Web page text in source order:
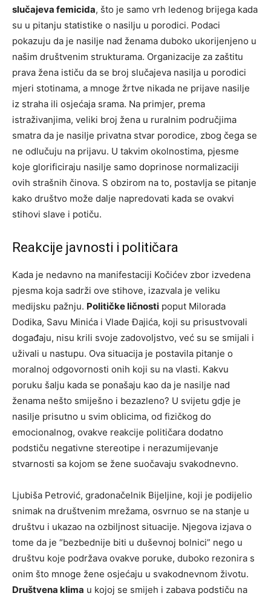
slučajeva femicida, što je samo vrh ledenog brijega kada
su u pitanju statistike o nasilju u porodici. Podaci
pokazuju da je nasilje nad ženama duboko ukorijenjeno u
našim društvenim strukturama. Organizacije za zaštitu
prava žena ističu da se broj slučajeva nasilja u porodici
mjeri stotinama, a mnoge žrtve nikada ne prijave nasilje
iz straha ili osjećaja srama. Na primjer, prema
istraživanjima, veliki broj žena u ruralnim područjima
smatra da je nasilje privatna stvar porodice, zbog čega se
ne odlučuju na prijavu. U takvim okolnostima, pjesme
koje glorificiraju nasilje samo doprinose normalizaciji
ovih strašnih činova. S obzirom na to, postavlja se pitanje
kako društvo može dalje napredovati kada se ovakvi
stihovi slave i potiču.
Reakcije javnosti i političara
Kada je nedavno na manifestaciji Kočićev zbor izvedena
pjesma koja sadrži ove stihove, izazvala je veliku
medijsku pažnju. Političke ličnosti poput Milorada
Dodika, Savu Minića i Vlade Đajića, koji su prisustvovali
događaju, nisu krili svoje zadovoljstvo, već su se smijali i
uživali u nastupu. Ova situacija je postavila pitanje o
moralnoj odgovornosti onih koji su na vlasti. Kakvu
poruku šalju kada se ponašaju kao da je nasilje nad
ženama nešto smiješno i bezazleno? U svijetu gdje je
nasilje prisutno u svim oblicima, od fizičkog do
emocionalnog, ovakve reakcije političara dodatno
podstiču negativne stereotipe i nerazumijevanje
stvarnosti sa kojom se žene suočavaju svakodnevno.
Ljubiša Petrović, gradonačelnik Bijeljine, koji je podijelio
snimak na društvenim mrežama, osvrnuo se na stanje u
društvu i ukazao na ozbiljnost situacije. Njegova izjava o
tome da je “bezbednije biti u duševnoj bolnici” nego u
društvu koje podržava ovakve poruke, duboko rezonira s
onim što mnoge žene osjećaju u svakodnevnom životu.
Društvena klima u kojoj se smijeh i zabava podstiču na